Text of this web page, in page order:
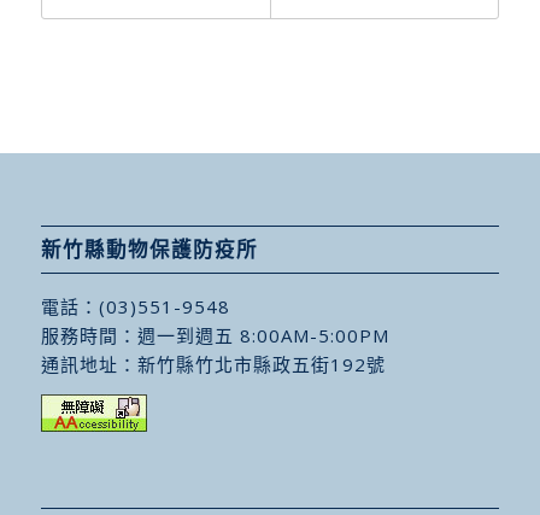
新竹縣動物保護防疫所
電話： (03)551-9548
服務時間：週一到週五 8:00AM-5:00PM
通訊地址： 新竹縣竹北市縣政五街192號